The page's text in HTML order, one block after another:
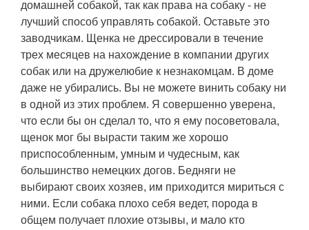
домашней собакой, так как права на собаку - не
лучший способ управлять собакой. Оставьте это
заводчикам. Щенка не дрессировали в течение
трех месяцев на нахождение в компании других
собак или на дружелюбие к незнакомцам. В доме
даже не убирались. Вы не можете винить собаку ни
в одной из этих проблем. Я совершенно уверена,
что если бы он сделал то, что я ему посоветовала,
щенок мог бы вырасти таким же хорошо
приспособленным, умным и чудесным, как
большинство немецких догов. Бедняги не
выбирают своих хозяев, им приходится мириться с
ними. Если собака плохо себя ведет, порода в
общем получает плохие отзывы, и мало кто